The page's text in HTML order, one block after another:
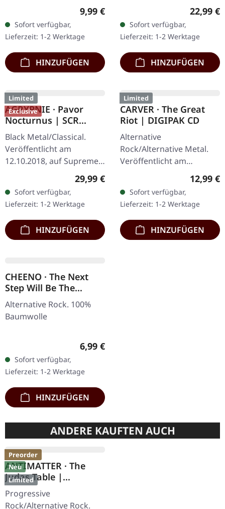
Regulärer Preis:
9,99 €
Sofort verfügbar,
Lieferzeit: 1-2 Werktage
HINZUFÜGEN
Transparent Bernstein
Vinyl (LP1) / Transparent
Lila Vinyl (LP2) im…
22,99 €
Sofort verfügbar,
Lieferzeit: 1-2 Werktage
HINZUFÜGEN
Limited
Exclusive
AGRYPNIE · Pavor
Nocturnus | SCR
GREY/BLACK SPLATTER
2LP+7" BUNDLE
Black Metal/Classical.
Veröffentlicht am
12.10.2018, auf Supreme
Chaos Records. Schweres
180g Doppel-Vinyl im
Gatefold-Cover mit der
extra 7" Single…
Regulärer Preis:
29,99 €
Sofort verfügbar,
Lieferzeit: 1-2 Werktage
HINZUFÜGEN
Limited
CARVER · The Great
Riot | DIGIPAK CD
Alternative
Rock/Alternative Metal.
Veröffentlicht am
08.02.2013, auf Supreme
Chaos Records. Limitierte
Auflage als CD im DigiPak
mit umfangreichen…
12,99 €
Sofort verfügbar,
Lieferzeit: 1-2 Werktage
HINZUFÜGEN
CHEENO · The Next
Step Will Be The
Hardest | GIRLIE
Alternative Rock. 100%
Baumwolle
Regulärer Preis:
6,99 €
Sofort verfügbar,
Lieferzeit: 1-2 Werktage
HINZUFÜGEN
ANDERE KAUFTEN AUCH
Preorder
Neu
Limited
ANTIMATTER · The
Judas Table |
RED/BLACK MARBLED
2LP
Progressive
Rock/Alternative Rock.